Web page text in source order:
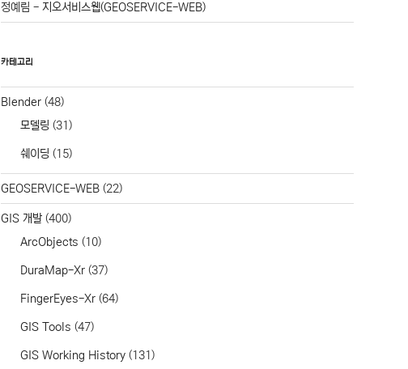
정예림 -지오서비스웹(GEOSERVICE-WEB)
카테고리
Blender (48)
모델링 (31)
쉐이딩 (15)
GEOSERVICE-WEB (22)
GIS 개발 (400)
ArcObjects (10)
DuraMap-Xr (37)
FingerEyes-Xr (64)
GIS Tools (47)
GIS Working History (131)